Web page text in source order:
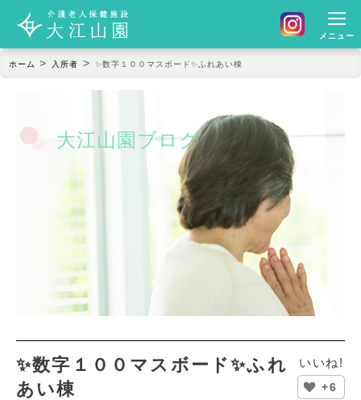
メニュー
ホーム > 入所者 > ✨数字１００マスボード✨ふれあい棟
大江山園ブログ
✨数字１００マスボード✨ふれ
あい棟
いいね!
+6